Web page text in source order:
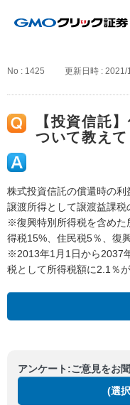
No : 1425 更新日時 : 2021/
【投資信託
ついて教えて
株式投資信託の償還時の利
譲渡所得として譲渡益課税
※復興特別所得税を含めた
得税15%、住民税5％、復
※2013年1月1日から2037
税として所得税額に2.1％
アンケート:ご意見をお
(選